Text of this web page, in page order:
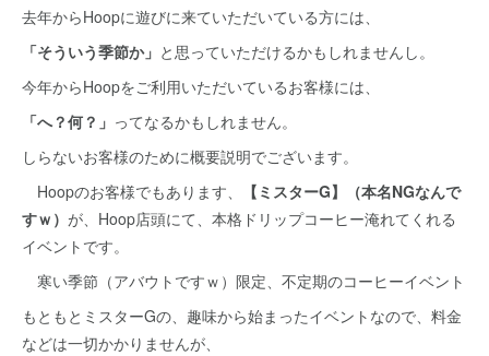
去年からHoopに遊びに来ていただいている方には、
「そういう季節か」 と思っていただけるかもしれませんし。
今年からHoopをご利用いただいているお客様には、
「へ？何？」 ってなるかもしれません。
しらないお客様のために概要説明でございます。
Hoopのお客様でもあります、
【ミスターG】（本名NGなんで
すｗ） が、Hoop店頭にて、本格ドリップコーヒー淹れてくれる
イベントです。
寒い季節（アバウトですｗ）限定、不定期のコーヒーイベント
もともとミスターGの、趣味から始まったイベントなので、料金
などは一切かかりませんが、